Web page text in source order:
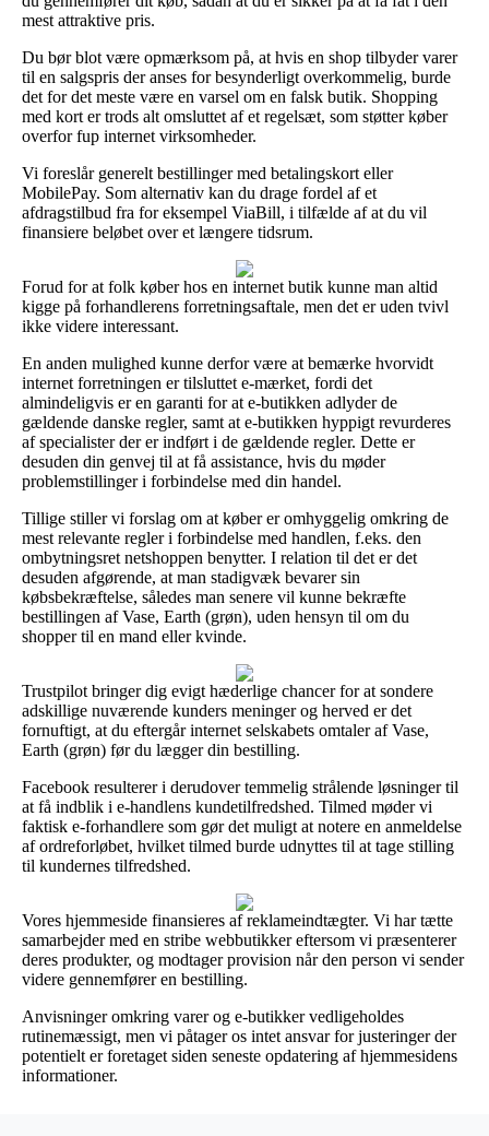
mest attraktive pris.
Du bør blot være opmærksom på, at hvis en shop tilbyder varer
til en salgspris der anses for besynderligt overkommelig, burde
det for det meste være en varsel om en falsk butik. Shopping
med kort er trods alt omsluttet af et regelsæt, som støtter køber
overfor fup internet virksomheder.
Vi foreslår generelt bestillinger med betalingskort eller
MobilePay. Som alternativ kan du drage fordel af et
afdragstilbud fra for eksempel ViaBill, i tilfælde af at du vil
finansiere beløbet over et længere tidsrum.
Forud for at folk køber hos en internet butik kunne man altid
kigge på forhandlerens forretningsaftale, men det er uden tvivl
ikke videre interessant.
En anden mulighed kunne derfor være at bemærke hvorvidt
internet forretningen er tilsluttet e-mærket, fordi det
almindeligvis er en garanti for at e-butikken adlyder de
gældende danske regler, samt at e-butikken hyppigt revurderes
af specialister der er indført i de gældende regler. Dette er
desuden din genvej til at få assistance, hvis du møder
problemstillinger i forbindelse med din handel.
Tillige stiller vi forslag om at køber er omhyggelig omkring de
mest relevante regler i forbindelse med handlen, f.eks. den
ombytningsret netshoppen benytter. I relation til det er det
desuden afgørende, at man stadigvæk bevarer sin
købsbekræftelse, således man senere vil kunne bekræfte
bestillingen af Vase, Earth (grøn), uden hensyn til om du
shopper til en mand eller kvinde.
Trustpilot bringer dig evigt hæderlige chancer for at sondere
adskillige nuværende kunders meninger og herved er det
fornuftigt, at du eftergår internet selskabets omtaler af Vase,
Earth (grøn) før du lægger din bestilling.
Facebook resulterer i derudover temmelig strålende løsninger til
at få indblik i e-handlens kundetilfredshed. Tilmed møder vi
faktisk e-forhandlere som gør det muligt at notere en anmeldelse
af ordreforløbet, hvilket tilmed burde udnyttes til at tage stilling
til kundernes tilfredshed.
Vores hjemmeside finansieres af reklameindtægter. Vi har tætte
samarbejder med en stribe webbutikker eftersom vi præsenterer
deres produkter, og modtager provision når den person vi sender
videre gennemfører en bestilling.
Anvisninger omkring varer og e-butikker vedligeholdes
rutinemæssigt, men vi påtager os intet ansvar for justeringer der
potentielt er foretaget siden seneste opdatering af hjemmesidens
informationer.